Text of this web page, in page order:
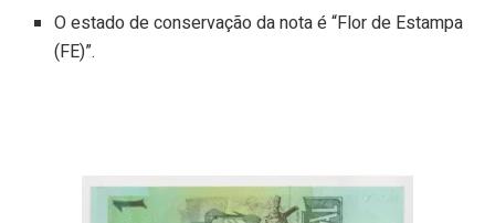
O estado de conservação da nota é “Flor de Estampa
(FE)”.